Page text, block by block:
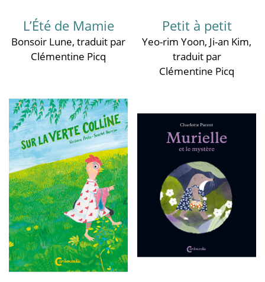
L’Été de Mamie
Bonsoir Lune, traduit par
Clémentine Picq
Petit à petit
Yeo-rim Yoon, Ji-an Kim,
traduit par
Clémentine Picq